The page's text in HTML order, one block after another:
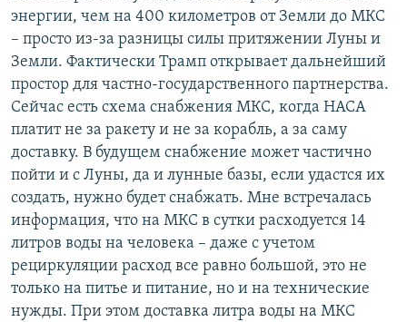
энергии, чем на 400 километров от Земли до МКС
– просто из-за разницы силы притяжении Луны и
Земли. Фактически Трамп открывает дальнейший
простор для частно-государственного партнерства.
Сейчас есть схема снабжения МКС, когда НАСА
платит не за ракету и не за корабль, а за саму
доставку. В будущем снабжение может частично
пойти и с Луны, да и лунные базы, если удастся их
создать, нужно будет снабжать. Мне встречалась
информация, что на МКС в сутки расходуется 14
литров воды на человека – даже с учетом
рециркуляции расход все равно большой, это не
только на питье и питание, но и на технические
нужды. При этом доставка литра воды на МКС